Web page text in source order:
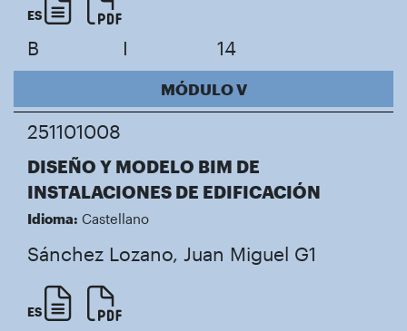
ES
B I 14
MÓDULO V
251101008
DISEÑO Y MODELO BIM DE
INSTALACIONES DE EDIFICACIÓN
Idioma: Castellano
Sánchez Lozano, Juan Miguel G1
ES